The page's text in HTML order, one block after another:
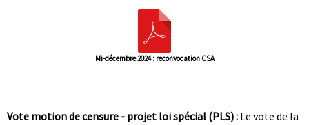
Mi-décembre 2024 : reconvocation CSA
Vote motion de censure - projet loi spécial (PLS) : Le vote de la